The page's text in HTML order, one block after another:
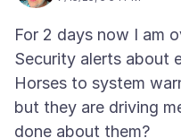
For 2 days now I am
Security alerts about
Horses to system
but they are driving